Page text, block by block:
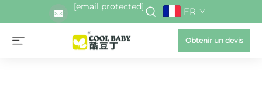
[email protected] FR
Obtenir un devis